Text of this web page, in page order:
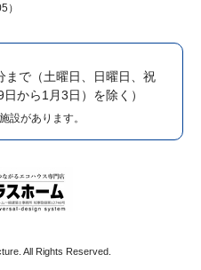
）
まで （土曜日、日曜日、祝
から1月3日）を除く）
設があります。
All Rights Reserved.